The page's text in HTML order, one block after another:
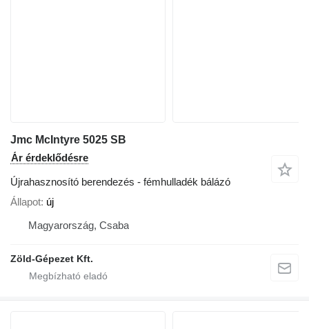
Jmc McIntyre 5025 SB
Ár érdeklődésre
Újrahasznosító berendezés - fémhulladék bálázó
Állapot új
Magyarország, Csaba
Zöld-Gépezet Kft.